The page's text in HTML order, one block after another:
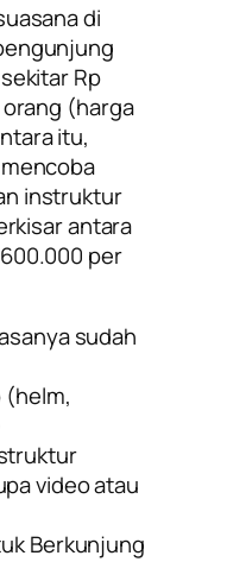
di
Rp
orang (harga
itu,
instruktur
antara
per
sudah
(helm,
video atau
Berkunjung